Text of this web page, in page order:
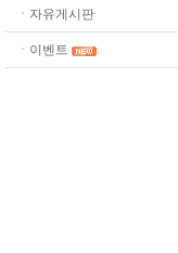
ㆍ자유게시판
ㆍ이벤트